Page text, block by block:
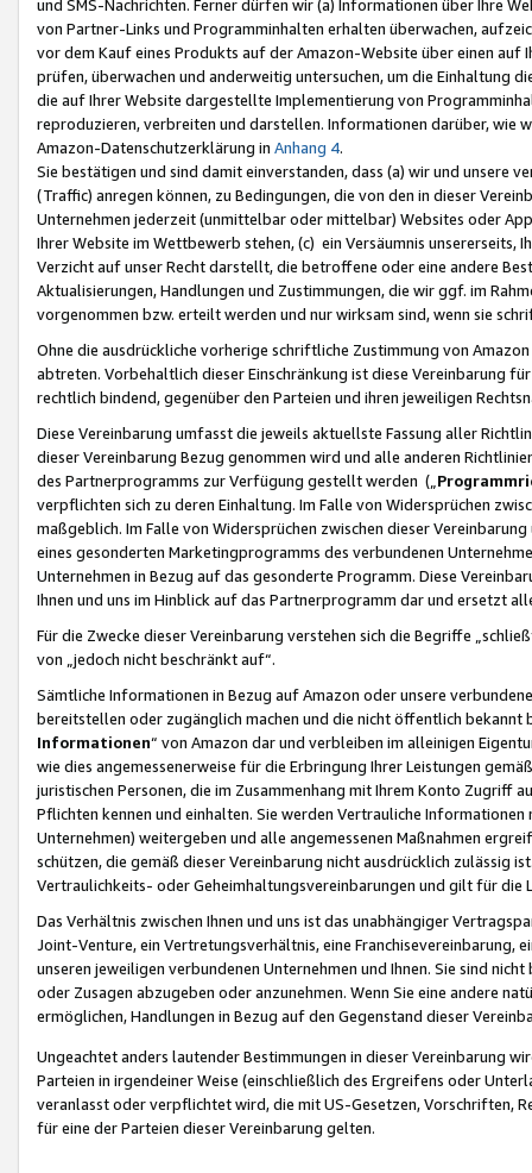
und SMS-Nachrichten. Ferner dürfen wir (a) Informationen über Ihre
von Partner-Links und Programminhalten erhalten überwachen,
vor dem Kauf eines Produkts auf der Amazon-Website über einen
prüfen, überwachen und anderweitig untersuchen, um die Einhaltung
die auf Ihrer Website dargestellte Implementierung von
reproduzieren, verbreiten und darstellen. Informationen darüber, wie
Amazon-Datenschutzerklärung in Anhang 4.
Sie bestätigen und sind damit einverstanden, dass (a) wir und
(Traffic) anregen können, zu Bedingungen, die von den in dieser
Unternehmen jederzeit (unmittelbar oder mittelbar) Websites oder
Ihrer Website im Wettbewerb stehen, (c) ein Versäumnis unsererseits,
Verzicht auf unser Recht darstellt, die betroffene oder eine andere
Aktualisierungen, Handlungen und Zustimmungen, die wir ggf. im
vorgenommen bzw. erteilt werden und nur wirksam sind, wenn sie
Ohne die ausdrückliche vorherige schriftliche Zustimmung von
abtreten. Vorbehaltlich dieser Einschränkung ist diese Vereinbarung
rechtlich bindend, gegenüber den Parteien und ihren jeweiligen
Diese Vereinbarung umfasst die jeweils aktuellste Fassung aller
dieser Vereinbarung Bezug genommen wird und alle anderen
des Partnerprogramms zur Verfügung gestellt werden („
verpflichten sich zu deren Einhaltung. Im Falle von Widersprüchen
maßgeblich. Im Falle von Widersprüchen zwischen dieser
eines gesonderten Marketingprogramms des verbundenen
Unternehmen in Bezug auf das gesonderte Programm. Diese
Ihnen und uns im Hinblick auf das Partnerprogramm dar und ersetzt
Für die Zwecke dieser Vereinbarung verstehen sich die Begriffe
von „jedoch nicht beschränkt auf“.
Sämtliche Informationen in Bezug auf Amazon oder unsere
bereitstellen oder zugänglich machen und die nicht öffentlich
Informationen“ von Amazon dar und verbleiben im alleinigen
wie dies angemessenerweise für die Erbringung Ihrer Leistungen
juristischen Personen, die im Zusammenhang mit Ihrem Konto
Pflichten kennen und einhalten. Sie werden Vertrauliche
Unternehmen) weitergeben und alle angemessenen Maßnahmen
schützen, die gemäß dieser Vereinbarung nicht ausdrücklich zulässig
Vertraulichkeits- oder Geheimhaltungsvereinbarungen und gilt für die
Das Verhältnis zwischen Ihnen und uns ist das unabhängiger
Joint-Venture, ein Vertretungsverhältnis, eine Franchisevereinbarung,
unseren jeweiligen verbundenen Unternehmen und Ihnen. Sie sind
oder Zusagen abzugeben oder anzunehmen. Wenn Sie eine andere
ermöglichen, Handlungen in Bezug auf den Gegenstand dieser
Ungeachtet anders lautender Bestimmungen in dieser Vereinbarung
Parteien in irgendeiner Weise (einschließlich des Ergreifens oder
veranlasst oder verpflichtet wird, die mit US-Gesetzen, Vorschriften,
für eine der Parteien dieser Vereinbarung gelten.